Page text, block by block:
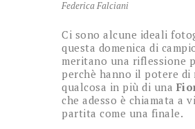
Federica Falciani
Ci sono alcune ideali
questa domenica di
meritano una riflessione
perchè hanno il potere di
qualcosa in più di una
che adesso è chiamata a
partita come una finale.